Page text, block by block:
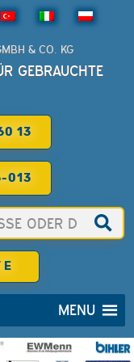
& CO. KG
GEBRAUCHTE
13
013
MENU